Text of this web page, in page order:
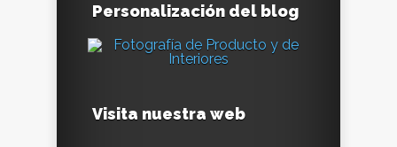
Personalización del blog
Visita nuestra web